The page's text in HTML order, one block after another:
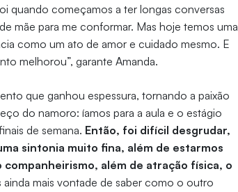
quando começamos a ter longas conversas
mãe para me conformar. Mas hoje temos uma
como um ato de amor e cuidado mesmo. E
melhorou”, garante Amanda.
que ganhou espessura, tornando a paixão
do namoro: íamos para a aula e o estágio
de semana. Então, foi difícil desgrudar,
sintonia muito fina, além de estarmos
além de atração física, o
ainda mais vontade de saber como o outro